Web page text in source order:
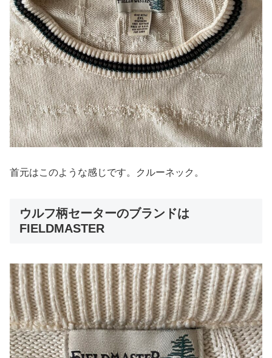
首元はこのような感じです。クルーネック。
ウルフ柄セーターのブランドは
FIELDMASTER